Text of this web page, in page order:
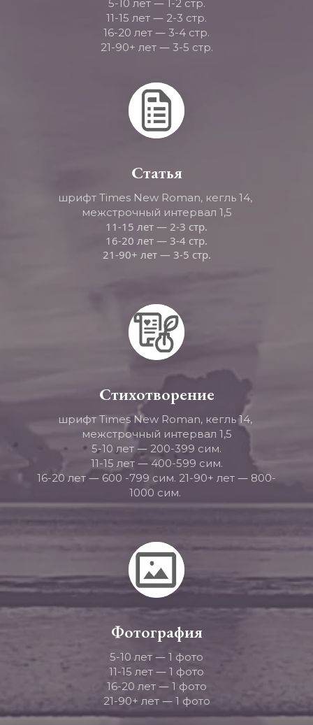
5-10 лет — 1-2 стр.
11-15 лет — 2-3 стр.
16-20 лет — 3-4 стр.
21-90+ лет — 3-5 стр.
Статья
шрифт Times New Roman, кегль 14,
межстрочный интервал 1,5
11-15 лет — 2-3 стр.
16-20 лет — 3-4 стр.
21-90+ лет — 3-5 стр.
Стихотворение
шрифт Times New Roman, кегль 14,
межстрочный интервал 1,5
5-10 лет — 200-399 сим.
11-15 лет — 400-599 сим.
16-20 лет — 600 -799 сим. 21-90+ лет — 800-
1000 сим.
Фотография
5-10 лет — 1 фото
11-15 лет — 1 фото
16-20 лет — 1 фото
21-90+ лет — 1 фото